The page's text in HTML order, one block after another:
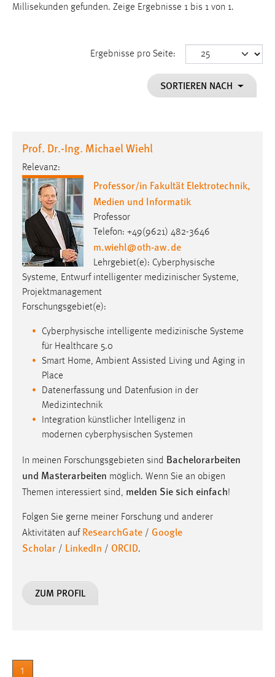
Millisekunden gefunden. Zeige Ergebnisse 1 bis 1 von 1.
Ergebnisse pro Seite:
SORTIEREN NACH
Prof. Dr.-Ing. Michael Wiehl
Relevanz:
Professor/in Fakultät Elektrotechnik,
Medien und Informatik
Professor
Telefon: +49(9621) 482-3646
m.wiehl@oth-aw.de
Lehrgebiet(e): Cyberphysische
Systeme, Entwurf intelligenter medizinischer Systeme,
Projektmanagement
Forschungsgebiet(e):
Cyberphysische intelligente medizinische Systeme
für Healthcare 5.0
Smart Home, Ambient Assisted Living und Aging in
Place
Datenerfassung und Datenfusion in der
Medizintechnik
Integration künstlicher Intelligenz in
modernen cyberphysischen Systemen
In meinen Forschungsgebieten sind Bachelorarbeiten
und Masterarbeiten möglich. Wenn Sie an obigen
Themen interessiert sind, melden Sie sich einfach!
Folgen Sie gerne meiner Forschung und anderer
Aktivitäten auf ResearchGate / Google
Scholar / LinkedIn / ORCID.
ZUM PROFIL
1
Name:
Dieser Cookie speichert die ausgewählten Einverständnis-
Performance
Name:
staticfilecache
Zweck:
Für performante Seitenauslieferung wird in diesem Cookie
gespeichert, ob man eingeloggt ist.
Sprachpräferenz
Name:
site-language-preference
Zweck:
Das Cookie speichert die gewählte Sprache der Website.
Cookie Laufzeit:
30 Tage
Chat
Name:
chat-frame-style-5e9dbeb1811c0446
Wird benötigt um die Chatfunktion nutzen zu können.
Cookie Laufzeit:
MibewSessionID, mibew-chat-frame-style-
5e9dbeb1811c0446 = Sitzungslaufzeit, mibew_locale = 3
Login